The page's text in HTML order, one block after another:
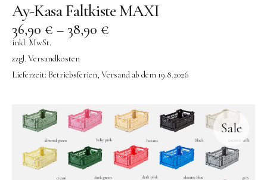
Gergerland Boxen
Grete Manufaktur
Jurianne Matter | Papeterie
JORA DAHL | Blumensamen
Keramik
KINETIC LEVI
Ay-Kasa Faltkiste MAXI
36,90 € – 38,90 €
inkl. MwSt.
zzgl. Versandkosten
Lieferzeit: Betriebsferien, Versand ab dem 19.8.2026
Sale